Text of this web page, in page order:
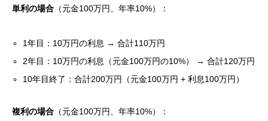
単利の場合 （元金100万円、年率10%）：
1年目：10万円の利息 → 合計110万円
2年目：10万円の利息（元金100万円の10%） → 合計120万円
10年目終了：合計200万円（元金100万円 + 利息100万円）
複利の場合 （元金100万円、年率10%）：